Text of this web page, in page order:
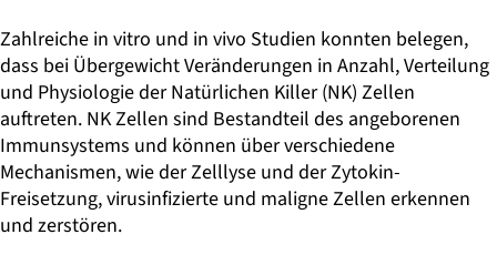
Zahlreiche in vitro und in vivo Studien konnten belegen,
dass bei Übergewicht Veränderungen in Anzahl, Verteilung
und Physiologie der Natürlichen Killer (NK) Zellen
auftreten. NK Zellen sind Bestandteil des angeborenen
Immunsystems und können über verschiedene
Mechanismen, wie der Zelllyse und der Zytokin-
Freisetzung, virusinfizierte und maligne Zellen erkennen
und zerstören.